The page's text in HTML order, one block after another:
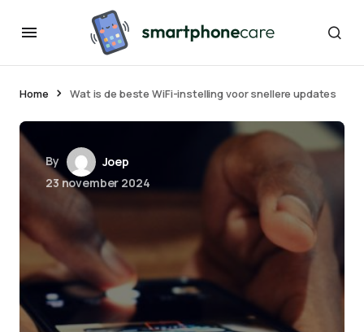
Home Wat is de beste WiFi-instelling voor snellere updates
By
Joep
23 november 2024